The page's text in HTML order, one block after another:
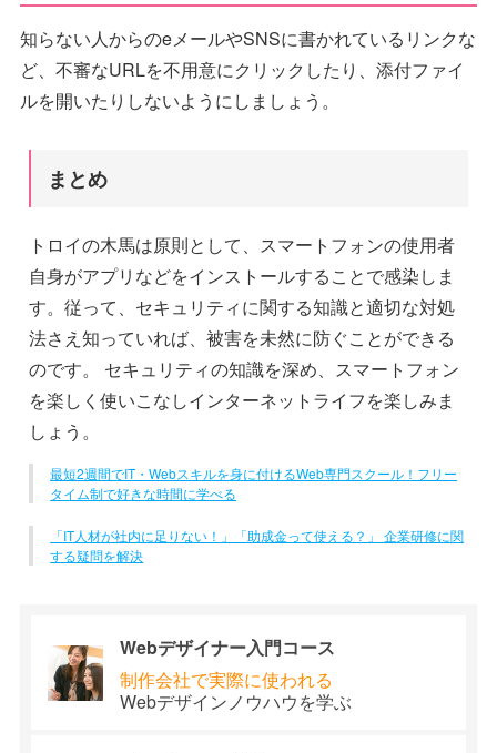
知らない人からのeメールやSNSに書かれているリンクな
ど、不審なURLを不用意にクリックしたり、添付ファイ
ルを開いたりしないようにしましょう。
まとめ
トロイの木馬は原則として、スマートフォンの使用者
自身がアプリなどをインストールすることで感染しま
す。従って、セキュリティに関する知識と適切な対処
法さえ知っていれば、被害を未然に防ぐことができる
のです。 セキュリティの知識を深め、スマートフォン
を楽しく使いこなしインターネットライフを楽しみま
しょう。
最短2週間でIT・Webスキルを身に付けるWeb専門スクール！フリー
タイム制で好きな時間に学べる
「IT人材が社内に足りない！」「助成金って使える？」 企業研修に関
する疑問を解決
Webデザイナー入門コース
制作会社で実際に使われる
Webデザインノウハウを学ぶ